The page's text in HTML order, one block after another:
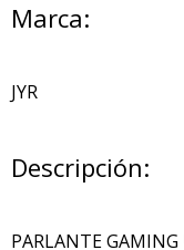
Marca:
JYR
Descripción:
PARLANTE GAMING